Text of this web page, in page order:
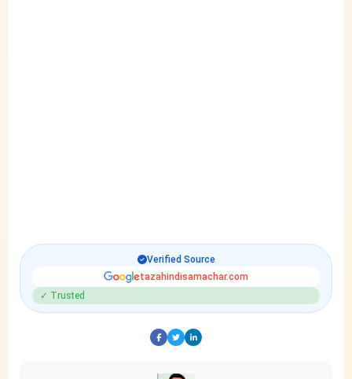
Verified Source
tazahindisamachar.com
✓ Trusted